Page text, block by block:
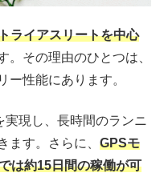
ライアスリートを中心
。その理由のひとつは、
ー性能にあります。
現し、長時間のランニ
ます。さらに、 GPSモ
は約15日間の稼働が可